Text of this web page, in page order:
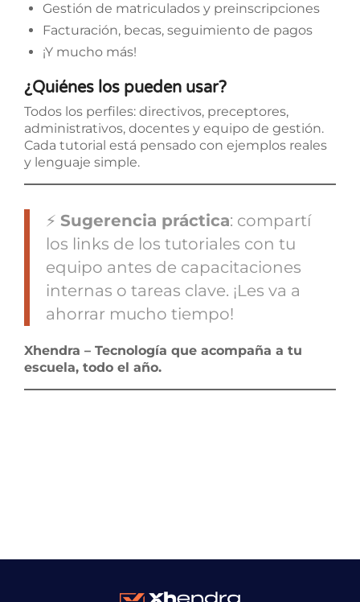
Gestión de matriculados y preinscripciones
Facturación, becas, seguimiento de pagos
¡Y mucho más!
¿Quiénes los pueden usar?
Todos los perfiles: directivos, preceptores,
administrativos, docentes y equipo de gestión.
Cada tutorial está pensado con ejemplos reales
y lenguaje simple.
⚡ Sugerencia práctica: compartí
los links de los tutoriales con tu
equipo antes de capacitaciones
internas o tareas clave. ¡Les va a
ahorrar mucho tiempo!
Xhendra – Tecnología que acompaña a tu
escuela, todo el año.